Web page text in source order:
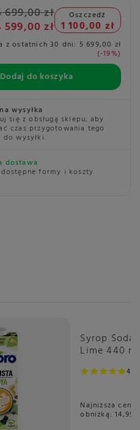
699,00 zł
599,00 zł
Oszczedź
1 100,00 zł
z ostatnich 30 dni: 5 699,00 zł
-19%
Dodaj do koszyka
wysyłka
się z obsługą sklepu, aby
czas przygotowania tego
wysyłki.
dostawa
dostępne formy i koszty
Syrop
Lime 440 ml
Najniższa
obniżką:14,99